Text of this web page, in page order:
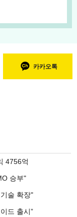
카카오톡
4756억
승부"
술 확장"
드 출시”